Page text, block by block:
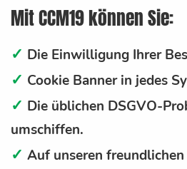
Mit CCM19 können Sie:
✓ Die Einwilligung Ihrer
✓ Cookie Banner in jedes
✓ Die üblichen DSGVO-
umschiffen.
✓ Auf unseren